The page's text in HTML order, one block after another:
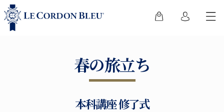
春の旅立ち
本科講座 修了式